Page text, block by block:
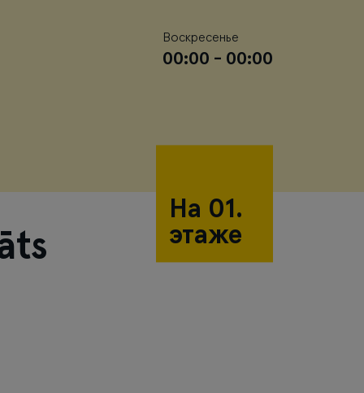
Воскресенье
00:00 - 00:00
На 01.
этаже